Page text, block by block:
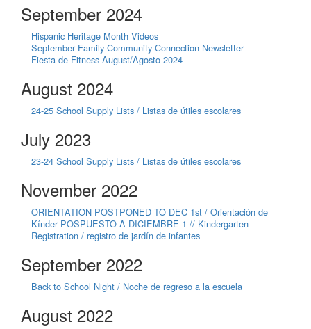
September 2024
Hispanic Heritage Month Videos
September Family Community Connection Newsletter
Fiesta de Fitness August/Agosto 2024
August 2024
24-25 School Supply Lists / Listas de útiles escolares
July 2023
23-24 School Supply Lists / Listas de útiles escolares
November 2022
ORIENTATION POSTPONED TO DEC 1st / Orientación de
Kínder POSPUESTO A DICIEMBRE 1 // Kindergarten
Registration / registro de jardín de infantes
September 2022
Back to School Night / Noche de regreso a la escuela
August 2022